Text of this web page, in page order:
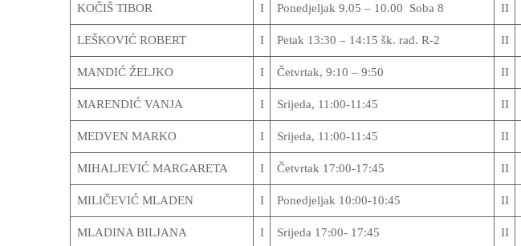
KOČIŠ TIBOR I Ponedjeljak 9.05 – 10.00 Soba 8 II
LEŠKOVIĆ ROBERT I Petak 13:30 – 14:15 šk. rad. R-2 II
MANDIĆ ŽELJKO I Četvrtak, 9:10 – 9:50 II
MARENDIĆ VANJA I Srijeda, 11:00-11:45 II
MEDVEN MARKO I Srijeda, 11:00-11:45 II
MIHALJEVIĆ MARGARETA I Četvrtak 17:00-17:45 II
MILIČEVIĆ MLADEN I Ponedjeljak 10:00-10:45 II
MLADINA BILJANA I Srijeda 17:00- 17:45 II